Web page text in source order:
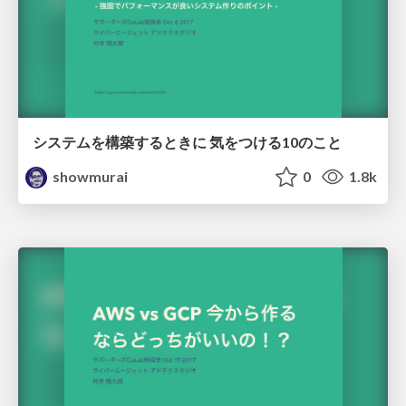
システムを構築するときに 気をつける10のこと
showmurai
0 1.8k